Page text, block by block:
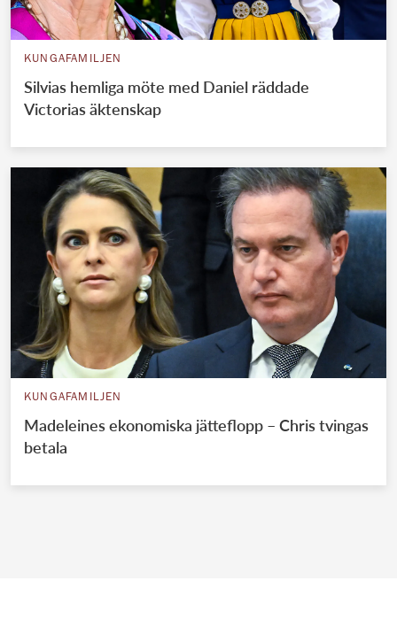
KUNGAFAMILJEN
Silvias hemliga möte med Daniel räddade
Victorias äktenskap
KUNGAFAMILJEN
Madeleines ekonomiska jätteflopp – Chris tvingas
betala